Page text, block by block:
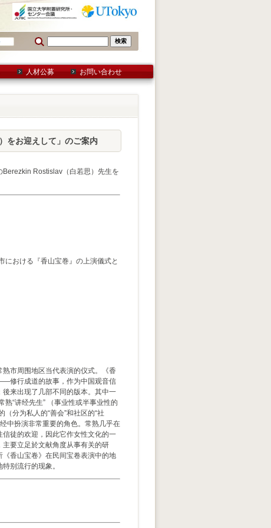
人材公募 お問い合わせ
をお迎えして」のご案内
Rostislav（白若思）先生を
における『香山宝巻』の上演儀式と
市周围地区当代表演的仪式。《香
修行成道的故事，作为中国观音信
来出现了几部不同的版本。其中一
“讲经先生” （事业性或半事业性的
分为私人的“善会”和社区的“社
中扮演非常重要的角色。常熟几乎在
徒的欢迎，因此它作女性文化的一
要立足於文献角度从事有关的研
香山宝卷》在民间宝卷表演中的地
别流行的现象。